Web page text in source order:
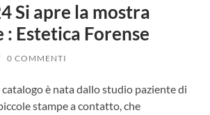
Si apre la mostra
: Estetica Forense
0 COMMENTI
catalogo è nata dallo studio paziente di
stampe a contatto, che